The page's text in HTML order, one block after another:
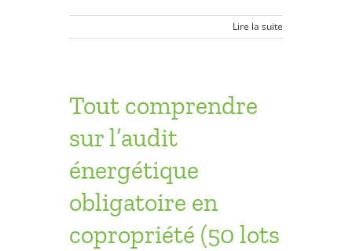
Lire la suite
Tout comprendre
sur l’audit
énergétique
obligatoire en
copropriété (50 lots